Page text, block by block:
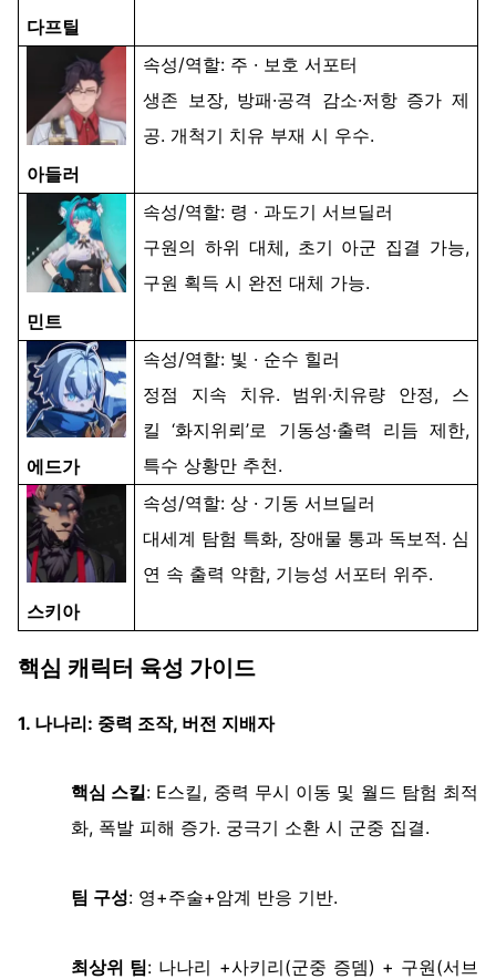
다프틸
아들러
속성/역할: 주 · 보호 서포터
생존
보장, 방패·공격 감소·저항 증가 제
공.개척기 치유 부재 시 우수.
민트
속성/역할: 령 ·과도기 서브딜러
구원의 하위 대체, 초기 아군 집결 가능,
구원 획득 시 완전 대체 가능.
에드가
속성/역할: 빛 · 순수 힐러
정점
지속 치유. 범위·치유량 안정, 스
킬 ‘화지위뢰’로 기동성·출력 리듬 제한,
특수 상황만 추천.
스키아
속성/역할:상 · 기동 서브딜러
대세계 탐험 특화, 장애물 통과 독보적. 심
연 속 출력 약함, 기능성 서포터 위주.
핵심 캐릭터 육성 가이드
1. 나나리: 중력 조작, 버전 지배자
핵심 스킬: E스킬, 중력 무시 이동 및 월드 탐험 최적
화, 폭발 피해 증가. 궁극기 소환 시 군중 집결.
팀 구성: 영+주술+암계 반응 기반.
최상위 팀: 나나리 +사키리(군중 증뎀) + 구원(서브